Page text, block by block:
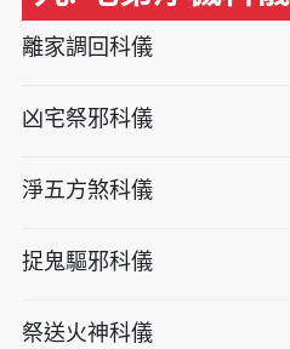
離家調回科儀
凶宅祭邪科儀
淨五方煞科儀
捉鬼驅邪科儀
祭送火神科儀